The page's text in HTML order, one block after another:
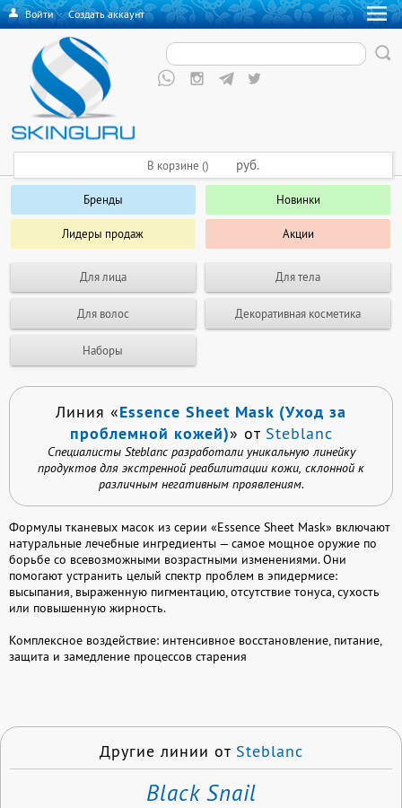
Войти·Создать аккаунт
Бренды Новинки
Лидеры продаж Акции
Для лица Для тела
Для волос Декоративная косметика
Наборы
В корзине () руб.
Линия «Essence Sheet Mask (Уход за
проблемной кожей)» от Steblanc
Специалисты Steblanc разработали уникальную линейку
продуктов для экстренной реабилитации кожи, склонной к
различным негативным проявлениям.
Формулы тканевых масок из серии «Essence Sheet Mask» включают
натуральные лечебные ингредиенты — самое мощное оружие по
борьбе со всевозможными возрастными изменениями. Они
помогают устранить целый спектр проблем в эпидермисе:
высыпания, выраженную пигментацию, отсутствие тонуса, сухость
или повышенную жирность.
Комплексное воздействие: интенсивное восстановление, питание,
защита и замедление процессов старения
Другие линии от Steblanc
Black Snail